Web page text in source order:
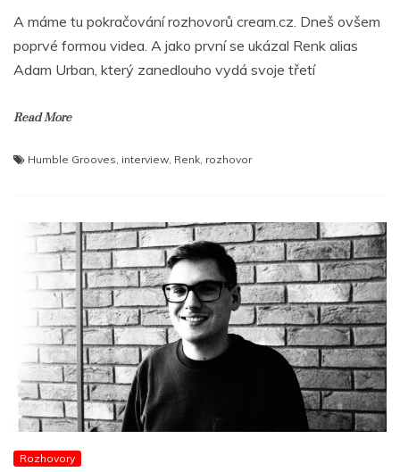
A máme tu pokračování rozhovorů cream.cz. Dneš ovšem
poprvé formou videa. A jako první se ukázal Renk alias
Adam Urban, který zanedlouho vydá svoje třetí
Read More
Humble Grooves, interview, Renk, rozhovor
Rozhovory